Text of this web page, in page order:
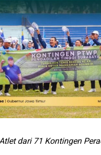
dari 71 Kontingen